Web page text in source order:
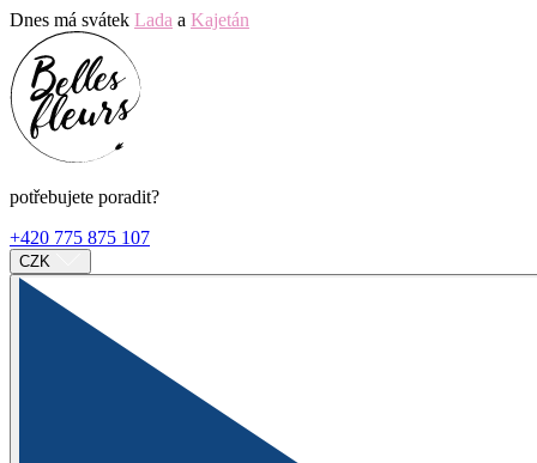
Dnes má svátek Lada a Kajetán
potřebujete poradit?
+420 775 875 107
CZK